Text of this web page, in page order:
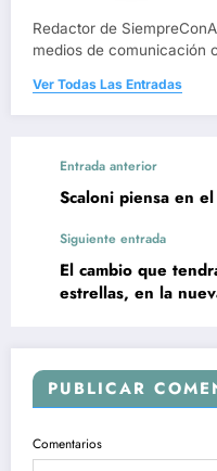
Redactor de
medios de comunicación
Ver Todas Las Entradas
Entrada anterior
Scaloni piensa en
Siguiente entrada
El cambio que
estrellas, en la
PUBLICAR
Comentarios